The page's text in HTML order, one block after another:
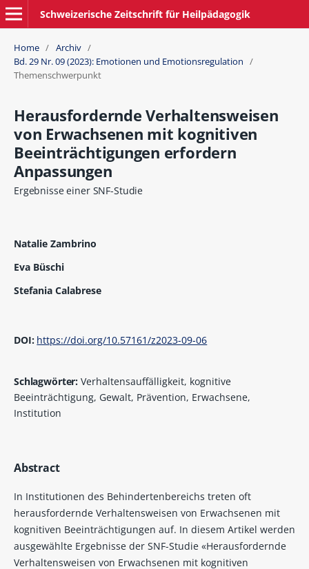
Schweizerische Zeitschrift für Heilpädagogik
Home / Archiv /
Bd. 29 Nr. 09 (2023): Emotionen und Emotionsregulation /
Themenschwerpunkt
Herausfordernde Verhaltensweisen
von Erwachsenen mit kognitiven
Beeinträchtigungen erfordern
Anpassungen
Ergebnisse einer SNF-Studie
Natalie Zambrino
Eva Büschi
Stefania Calabrese
DOI: https://doi.org/10.57161/z2023-09-06
Schlagwörter:Verhaltensauffälligkeit, kognitive
Beeinträchtigung, Gewalt, Prävention, Erwachsene,
Institution
Abstract
In Institutionen des Behindertenbereichs treten oft
herausfordernde Verhaltensweisen von Erwachsenen mit
kognitiven Beeinträchtigungen auf. In diesem Artikel werden
ausgewählte Ergebnisse der SNF-Studie «Herausfordernde
Verhaltensweisen von Erwachsenen mit kognitiven